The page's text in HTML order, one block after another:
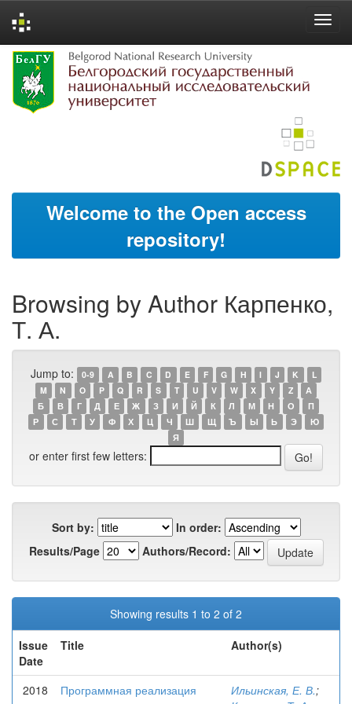
Skip
navigation
Welcome to the Open access
repository!
Browsing by Author Карпенко,
Т. А.
Jump to: 0-9 A B C D E F G H I J K
L
M
N O P Q R S T U V W X Y Z
А
Б
В Г Д Е Ж З И Й К Л М Н О
П
Р
С Т У Ф Х Ц Ч Ш Щ Ъ Ы Ь Э
Ю
Я
or enter first few letters:
Sort by:
In order:
Results/Page
Authors/Record:
Showing results 1 to 2 of 2
Issue
Date
Title Author(s)
2018
Программная реализация
Ильинская, Е. В.;